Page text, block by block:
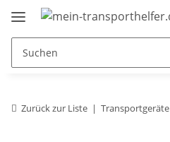
Zurück zur Liste Transportgeräte